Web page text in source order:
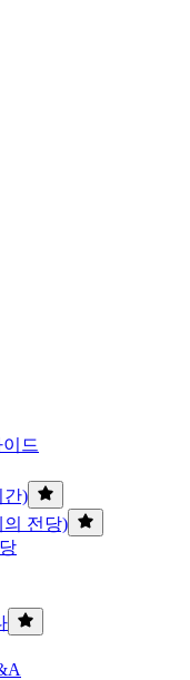
드
간)
의 전당)